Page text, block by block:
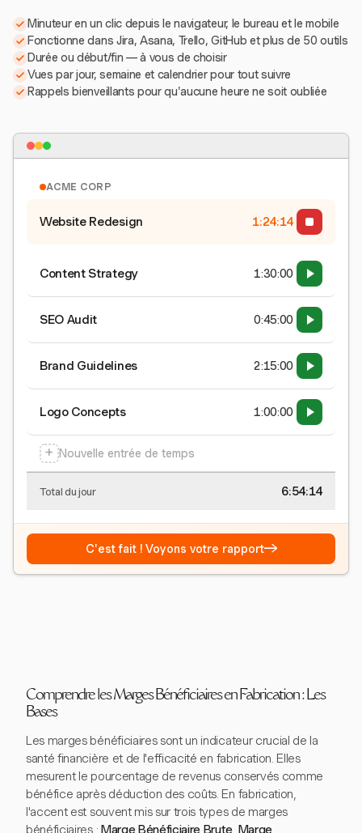
Minuteur en un clic depuis le navigateur, le bureau et le mobile
Fonctionne dans Jira, Asana, Trello, GitHub et plus de 50 outils
Durée ou début/fin — à vous de choisir
Vues par jour, semaine et calendrier pour tout suivre
Rappels bienveillants pour qu'aucune heure ne soit oubliée
ACME CORP
Website Redesign 1:24:15
Content Strategy 1:30:00
SEO Audit 0:45:00
Brand Guidelines 2:15:00
Logo Concepts 1:00:00
+ Nouvelle entrée de temps
Total du jour 6:54:15
C'est fait ! Voyons votre rapport→
Comprendre les Marges Bénéficiaires en Fabrication : Les
Bases
Les marges bénéficiaires sont un indicateur crucial de la
santé financière et de l'efficacité en fabrication. Elles
mesurent le pourcentage de revenus conservés comme
bénéfice après déduction des coûts. En fabrication,
l'accent est souvent mis sur trois types de marges
bénéficiaires : Marge Bénéficiaire Brute, Marge